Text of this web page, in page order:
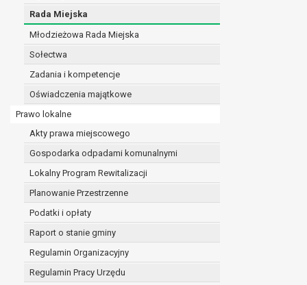
Rada Miejska
Młodzieżowa Rada Miejska
Sołectwa
Zadania i kompetencje
Oświadczenia majątkowe
Prawo lokalne
Akty prawa miejscowego
Gospodarka odpadami komunalnymi
Lokalny Program Rewitalizacji
Planowanie Przestrzenne
Podatki i opłaty
Raport o stanie gminy
Regulamin Organizacyjny
Regulamin Pracy Urzędu
szeregu ustaw kompetencyjnych
zawarcia i realizacji umów;
ochrony żywotnych interesów osoby, której
w pozostałych przypadkach dane osobowe
W związku z przetwarzaniem danych w celu
osobowych. Odbiorcami mogą być:
Pani/Pana dane osobowe będą przetwarzane przez
przepisy prawa powszechnie obowiązującego.
W przypadku, gdy dane osobowe przetwarzane są na
W przypadku, gdy dane osobowe przetwarzane są w
czasie w zakresie wymaganym przez przepisy prawa
rozliczeniu umowy, do czasu wycofania tej zgody.
Ponadto w przypadku umów o dofinansowanie dane
beneficjentem a określoną instytucją, trwałości
W związku z przetwarzaniem przez administratora
prawo dostępu do treści danych oraz